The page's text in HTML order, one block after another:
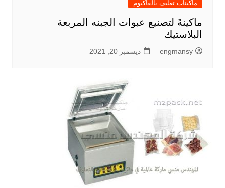
ماكينات تغليف بالفاكيوم
ماكينهً لتصنيع عبوات الجبنه المربعة
البلاستيك
engmansy ديسمبر 20, 2021